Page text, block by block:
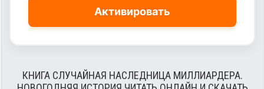
Активировать
КНИГА СЛУЧАЙНАЯ НАСЛЕДНИЦА МИЛЛИАРДЕРА.